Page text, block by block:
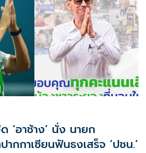
‘อาช้าง’ นั่ง นายก
กกาเซียนฟันธงเสร็จ ‘ปชน.’